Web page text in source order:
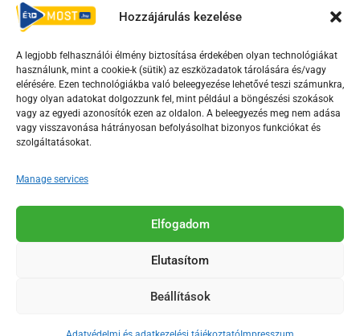
Hozzájárulás kezelése
A legjobb felhasználói élmény biztosítása érdekében olyan technológiákat
használunk, mint a cookie-k (sütik) az eszközadatok tárolására és/vagy
elérésére. Ezen technológiákba való beleegyezése lehetővé teszi számunkra,
hogy olyan adatokat dolgozzunk fel, mint például a böngészési szokások
vagy az egyedi azonosítók ezen az oldalon. A beleegyezés meg nem adása
vagy visszavonása hátrányosan befolyásolhat bizonyos funkciókat és
szolgáltatásokat.
Manage services
Elfogadom
Elutasítom
Beállítások
Irányelvek Moderálási szabályzat
F
a
c
e
o
o
-
Y
o
u
t
b
e
s
r
T
i
k
Az Érd Média médiaszolgáltatási tevékenységét a
Médiatanács a Magyar Média Mecenatúra program
2018-2026. © Minden jog fenntartva, Érd Megyei Jogú Város